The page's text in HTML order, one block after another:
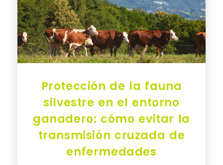
Protección de la fauna
silvestre en el entorno
ganadero: cómo evitar la
transmisión cruzada de
enfermedades